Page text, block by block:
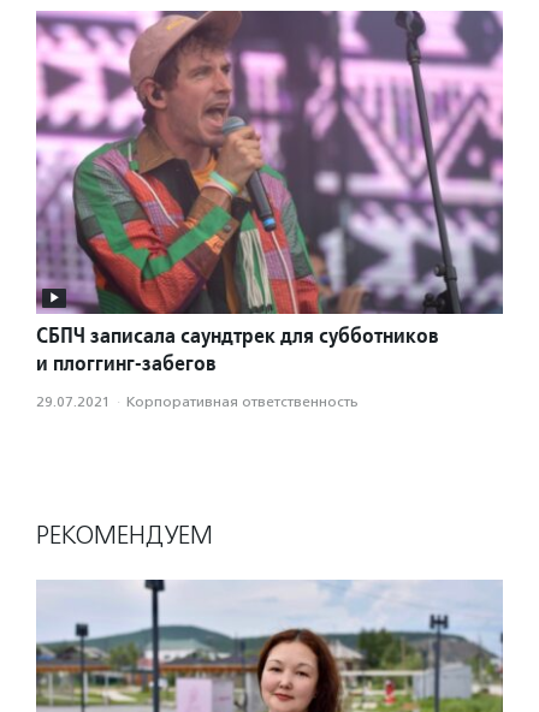
СБПЧ записала саундтрек для субботников
и плоггинг-забегов
29.07.2021 · Корпоративная ответственность
РЕКОМЕНДУЕМ